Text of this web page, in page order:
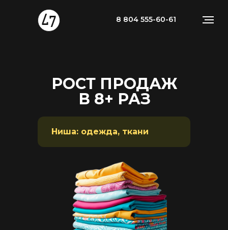
8 804 555-60-61
Ниша: одежда, ткани
РОСТ ПРОДАЖ
В 8+ РАЗ